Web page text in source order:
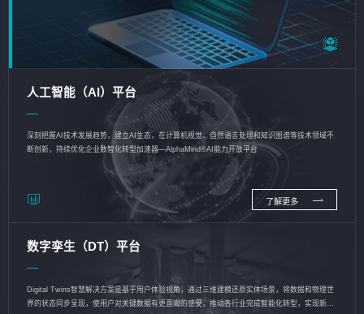
人工智能（AI）平台
深刻把握AI技术发展趋势，建立AI生态，在计算机视觉、自然语言处理和知识图谱等技术领域不
断创新，持续优化企业数智化转型加速器—AlphaMind®AI能力开放平台
了解更多
数字孪生（DT）平台
Digital Twins智慧解决方案是基于用户体验视角，通过三维建模还原实体场景，将数据和物理世
界的状态同步呈现，使用户对关键数据有更直观的感受，推动各行业完成智能化转型，实现新旧